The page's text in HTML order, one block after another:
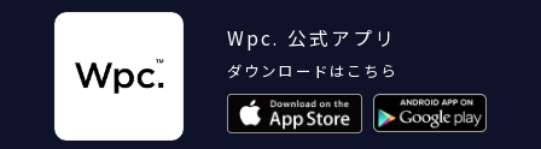
Wpc. 公式アプリ
ダウンロードはこちら